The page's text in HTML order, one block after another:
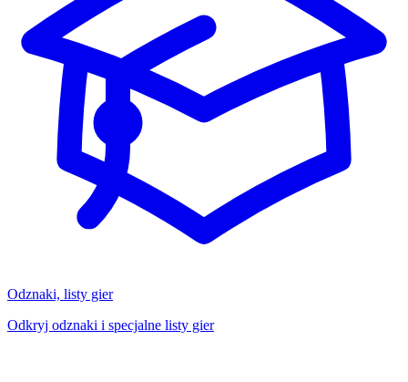
Odznaki, listy gier
Odkryj odznaki i specjalne listy gier